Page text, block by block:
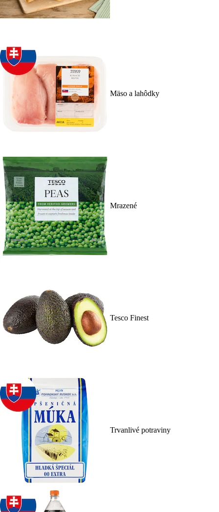
Mäso a lahôdky
Mrazené
Tesco Finest
Trvanlivé potraviny